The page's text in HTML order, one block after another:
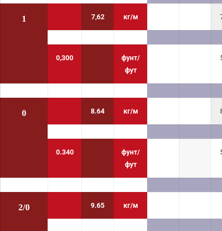
1 7,62 кг/м
0,300
фунт/
фут
0 8.64 кг/м
0.340
фунт/
фут
2/0 9.65 кг/м